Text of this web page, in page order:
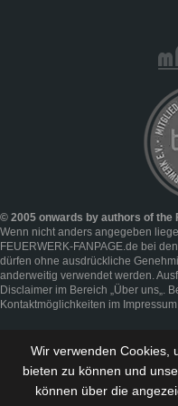
© 2005 onwards by authors of the
Wenn nicht anders angegeben
FEUERWERK-FANPAGE.de bei
dürfen ohne ausdrückliche
anderweitig verwendet werden.
Disclaimer im Bereich „Über uns„.
Kontaktmöglichkeiten im Impressum
Wir verwenden Cookies,
bieten zu können und
können über die